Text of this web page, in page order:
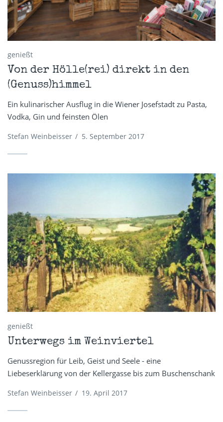
genießt
Von der Hölle(rei) direkt in den
(Genuss)himmel
Ein kulinarischer Ausflug in die Wiener Josefstadt zu Pasta,
Vodka, Gin und feinsten Ölen
Stefan Weinbeisser / 5. September 2017
genießt
Unterwegs im Weinviertel
Genussregion für Leib, Geist und Seele - eine
Liebeserklärung von der Kellergasse bis zum Buschenschank
Stefan Weinbeisser / 19. April 2017